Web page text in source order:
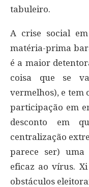
tabuleiro.
A crise social
matéria-prima
é a maior
coisa que se
vermelhos), e tem
participação em
desconto em
centralização
parece ser) uma
eficaz ao vírus.
obstáculos